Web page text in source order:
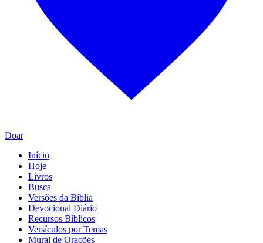
Doar
Início
Hoje
Livros
Busca
Versões da Bíblia
Devocional Diário
Recursos Bíblicos
Versículos por Temas
Mural de Orações